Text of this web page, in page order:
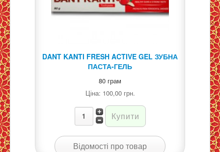
DANT KANTI FRESH ACTIVE GEL ЗУБНА
ПАСТА-ГЕЛЬ
80 грам
Ціна: 100,00 грн.
Відомості про товар